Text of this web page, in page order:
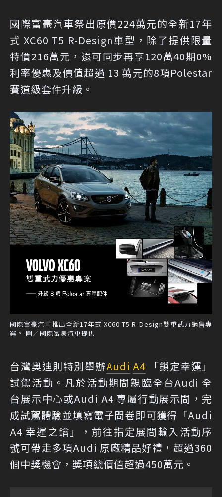
國際富豪汽車祭出原價224萬元的全新17年
式 XC60 T5 R-Design車型，除了提供限量
特價216萬元，還可同步再享120萬40期0%
利率優惠及價值超過 13 萬元的8項Polestar
賽道級套件升級。
國際富豪汽車推出全新17年式 XC60 T5 R-Design雙重武力銷售專
案。 圖／國際富豪汽車提供
台灣奧迪則特別舉辦Audi A4 「鎖定幸運」
試駕活動。凡於活動期間親臨全台Audi 全
台展示中心或Audi A4 專屬行動展示間，完
成試駕體驗並填寫電子問卷即可獲得「Audi
A4 幸運之鑰」，前往指定展間輸入活動序
號可帶走多項Audi 原廠精品好禮，超過360
個中獎機會，獎項總價值超過450萬元。